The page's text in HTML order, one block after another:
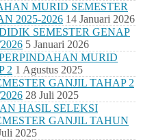
MURID SEMESTER
2025-2026 14 Januari 2026
SEMESTER GENAP
5 Januari 2026
MURID
2 1 Agustus 2025
GANJIL TAHAP 2
28 Juli 2025
HASIL SELEKSI
GANJIL TAHUN
2025